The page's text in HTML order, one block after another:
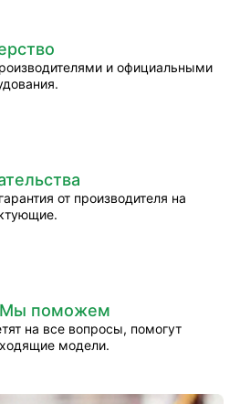
и официальными
от производителя на
Мы поможем
на все вопросы, помогут
модели.